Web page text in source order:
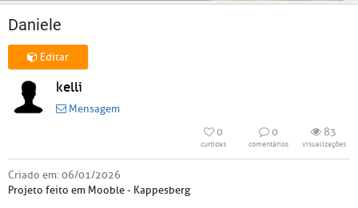
Daniele
Editar
kelli
Mensagem
0
curtidas
0
comentários
83
visualizações
Criado em:06/01/2026
Projeto feito em Mooble - Kappesberg